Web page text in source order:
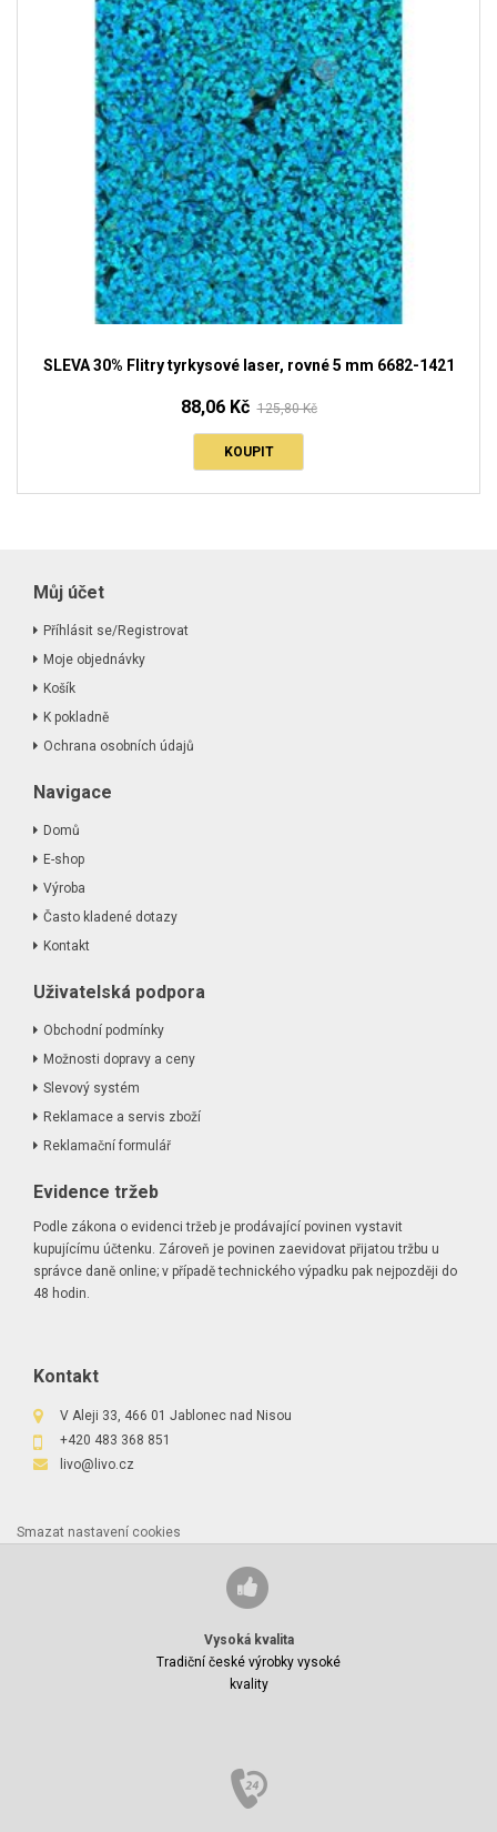
SLEVA 30% Flitry tyrkysové laser, rovné 5 mm 6682-1421
88,06 Kč 125,80 Kč
KOUPIT
Můj účet
Příhlásit se/Registrovat
Moje objednávky
Košík
K pokladně
Ochrana osobních údajů
Navigace
Domů
E-shop
Výroba
Často kladené dotazy
Kontakt
Uživatelská podpora
Obchodní podmínky
Možnosti dopravy a ceny
Slevový systém
Reklamace a servis zboží
Reklamační formulář
Evidence tržeb
Podle zákona o evidenci tržeb je prodávající povinen vystavit
kupujícímu účtenku. Zároveň je povinen zaevidovat přijatou tržbu u
správce daně online; v případě technického výpadku pak nejpozději do
48 hodin.
Kontakt
V Aleji 33, 466 01 Jablonec nad Nisou
+420 483 368 851
livo@livo.cz
Smazat nastavení cookies
Vysoká kvalita
Tradiční české výrobky vysoké
kvality